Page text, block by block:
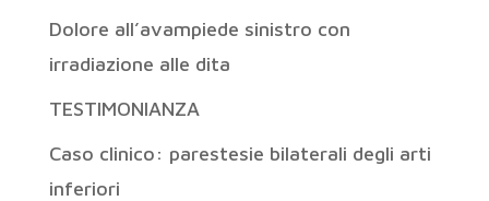
Dolore all’avampiede sinistro con
irradiazione alle dita
TESTIMONIANZA
Caso clinico: parestesie bilaterali degli arti
inferiori